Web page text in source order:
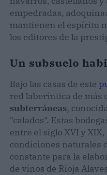
empedradas,
mantienen el espíritu
los editores de la
Un subsuelo
Bajo las casas de este
red laberíntica de más
subterráneas,
"calados". Estas
entre el siglo XVI y
condiciones naturales
constante para la
de vinos de Rioja